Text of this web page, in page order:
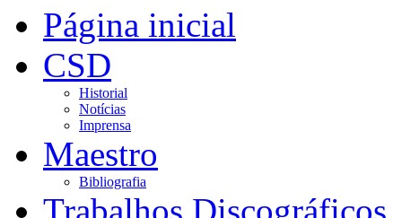
Página inicial
CSD
Historial
Notícias
Imprensa
Maestro
Bibliografia